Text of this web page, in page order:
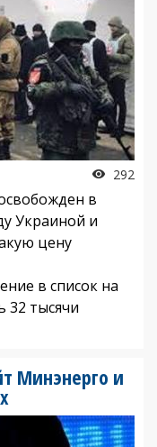
292
в
Украиной и
цену
в список на
32 тысячи
Минэнерго и